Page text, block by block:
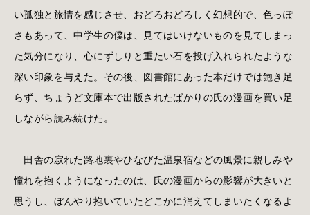
い孤独と旅情を感じさせ、おどろおどろしく幻想的で、色っぽ
さもあって、中学生の僕は、見てはいけないものを見てしまっ
た気分になり、心にずしりと重たい石を投げ入れられたような
深い印象を与えた。その後、図書館にあった本だけでは飽き足
らず、ちょうど文庫本で出版されたばかりの氏の漫画を買い足
しながら読み続けた。
田舎の寂れた路地裏やひなびた温泉宿などの風景に親しみや
憧れを抱くようになったのは、氏の漫画からの影響が大きいと
思うし、ぼんやり抱いていたどこかに消えてしまいたくなるよ